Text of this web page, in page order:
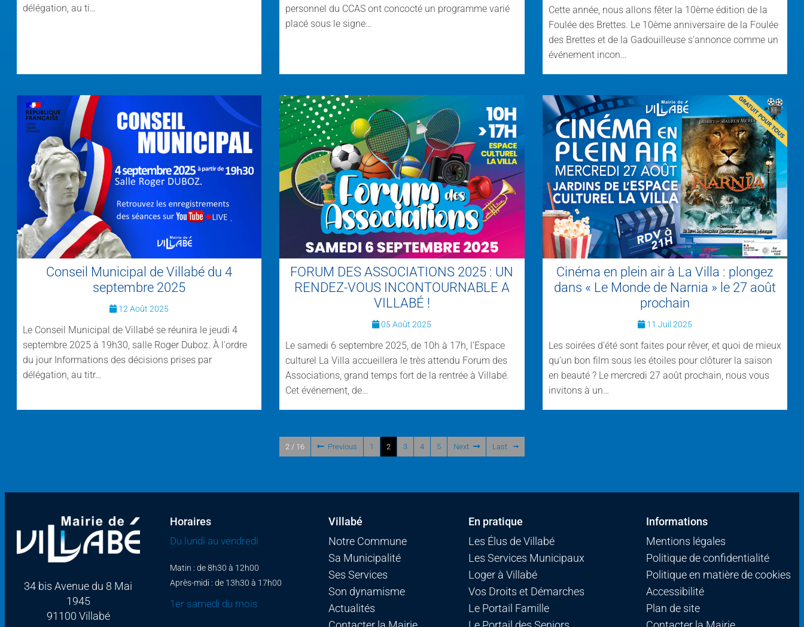
délégation, au ti…
personnel du CCAS ont concocté un programme varié
placé sous le signe…
Cette année, nous allons fêter la 10ème édition de la
Foulée des Brettes. Le 10ème anniversaire de la Foulée
des Brettes et de la Gadouilleuse s’annonce comme un
événement incon…
Conseil Municipal de Villabé du 4
septembre 2025
12 Août 2025
Le Conseil Municipal de Villabé se réunira le jeudi 4
septembre 2025 à 19h30, salle Roger Duboz. À l'ordre
du jour Informations des décisions prises par
délégation, au titr…
FORUM DES ASSOCIATIONS 2025 : UN
RENDEZ-VOUS INCONTOURNABLE A
VILLABÉ !
05 Août 2025
Le samedi 6 septembre 2025, de 10h à 17h, l’Espace
culturel La Villa accueillera le très attendu Forum des
Associations, grand temps fort de la rentrée à Villabé.
Cet événement, de…
Cinéma en plein air à La Villa : plongez
dans « Le Monde de Narnia » le 27 août
prochain
11 Juil 2025
Les soirées d'été sont faites pour rêver, et quoi de mieux
qu’un bon film sous les étoiles pour clôturer la saison
en beauté ? Le mercredi 27 août prochain, nous vous
invitons à un…
2 / 16 Previous 1 2 3 4 5 Next Last
34 bis Avenue du 8 Mai
1945
91100 Villabé
Horaires
Du lundi au vendredi
Matin : de 8h30 à 12h00
Après-midi : de 13h30 à 17h00
1er samedi du mois
Villabé
Notre Commune
Sa Municipalité
Ses Services
Son dynamisme
Actualités
En pratique
Les Élus de Villabé
Les Services Municipaux
Loger à Villabé
Vos Droits et Démarches
Le Portail Famille
Informations
Mentions légales
Politique de confidentialité
Politique en matière de cookies
Accessibilité
Plan de site